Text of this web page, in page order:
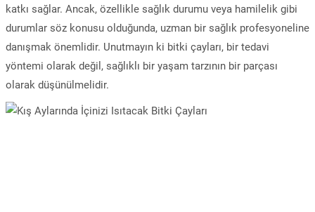
katkı sağlar. Ancak, özellikle sağlık durumu veya hamilelik gibi
durumlar söz konusu olduğunda, uzman bir sağlık profesyoneline
danışmak önemlidir. Unutmayın ki bitki çayları, bir tedavi
yöntemi olarak değil, sağlıklı bir yaşam tarzının bir parçası
olarak düşünülmelidir.